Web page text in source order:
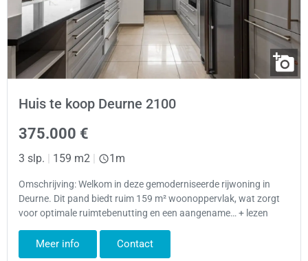
Huis te koop Deurne 2100
375.000 €
3 slp. 159 m2 1m
Omschrijving: Welkom in deze gemoderniseerde rijwoning in
Deurne. Dit pand biedt ruim 159 m² woonoppervlak, wat zorgt
voor optimale ruimtebenutting en een aangename… + lezen
Meer info Contact